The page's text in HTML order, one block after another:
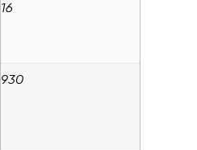
16
930